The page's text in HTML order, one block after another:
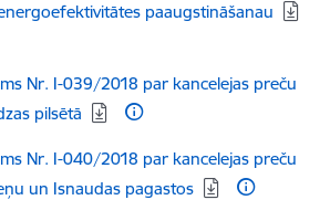
paaugstināšanau
Nr. I-039/2018 par kancelejas preču
pilsētā
Nr. I-040/2018 par kancelejas preču
un Isnaudas pagastos